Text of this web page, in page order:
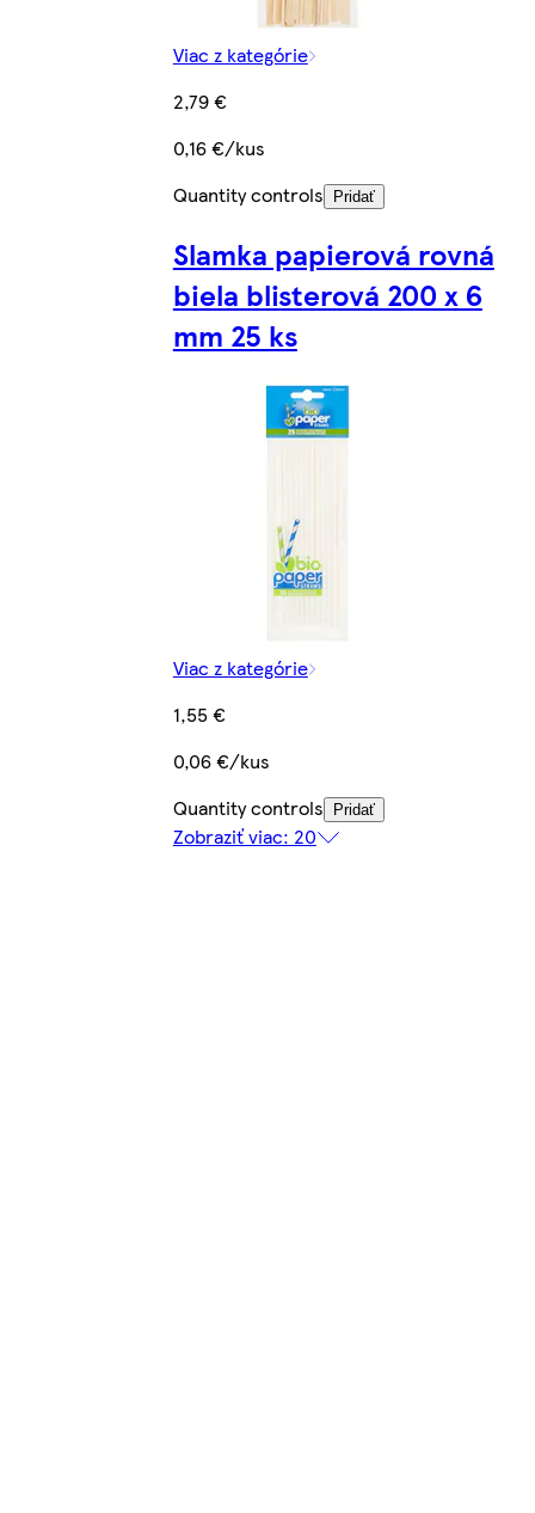
Viac z kategórie
2,79 €
0,16 €/kus
Quantity controls
Pridať
Slamka papierová rovná
biela blisterová 200 x 6
mm 25 ks
Viac z kategórie
1,55 €
0,06 €/kus
Quantity controls
Pridať
Zobraziť viac: 20